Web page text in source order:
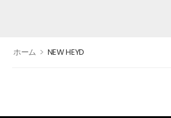
ホーム > NEW HEYD